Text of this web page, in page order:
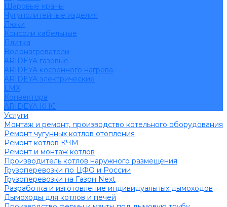
Шаровые краны
Чугунолитейные изделия
Люки
Консоли кабельные
Плитка
Водонагреватели
ARIDEYA газовые
ARIDEYA косвенного нагрева
ARIDEYA электрические
LMX
Конвектора
ARIDEYA КНС
Услуги
Монтаж и ремонт, производство котельного оборудования
Ремонт чугунных котлов отопления
Ремонт котлов КЧМ
Ремонт и монтаж котлов
Производитель котлов наружного размещения
Грузоперевозки по ЦФО и России
Грузоперевозки на Газон Next
Разработка и изготовление индивидуальных дымоходов
Дымоходы для котлов и печей